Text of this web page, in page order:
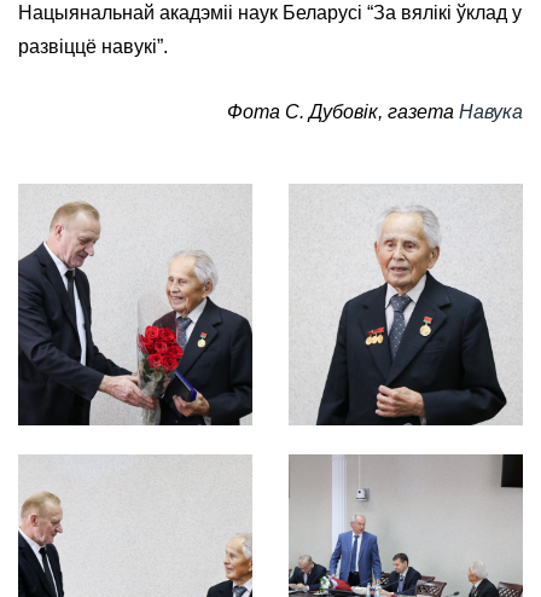
Нацыянальнай акадэміі наук Беларусі “За вялікі ўклад у
развіццё навукі”.
Фота С. Дубовік, газета Навука